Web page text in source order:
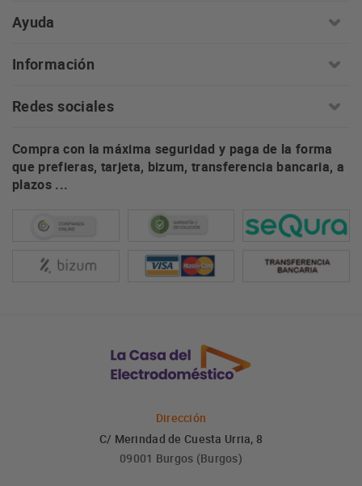
Ayuda
Información
Redes sociales
Compra con la máxima seguridad y paga de la forma
que prefieras, tarjeta, bizum, transferencia bancaria, a
plazos ...
Dirección
C/ Merindad de Cuesta Urria, 8
09001 Burgos (Burgos)